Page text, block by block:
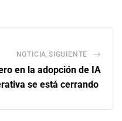
NOTICIA SIGUIENTE
en la adopción de IA
se está cerrando